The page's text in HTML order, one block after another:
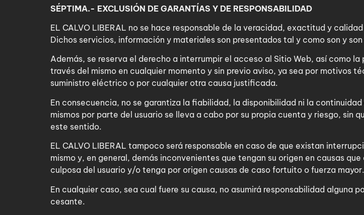
SÉPTIMA.- EXCLUSIÓN DE GARANTÍAS Y DE RESPONSABILIDAD
EL CALVO LIBERAL no se hace responsable de la veracidad, exactitud y
Dichos servicios, información y materiales son presentados tal y como son y
Además, se reserva el derecho a interrumpir el acceso al Sitio Web, así como
través del mismo en cualquier momento y sin previo aviso, ya sea por motivos
suministro eléctrico o por cualquier otra causa justificada.
En consecuencia, no se garantiza la fiabilidad, la disponibilidad ni la
mismos por parte del usuario se lleva a cabo por su propia cuenta y riesgo, sin
este sentido.
EL CALVO LIBERAL tampoco será responsable en caso de que existan
mismo y, en general, demás inconvenientes que tengan su origen en causas
culposa del usuario y/o tenga por origen causas de caso fortuito o fuerza mayor.
En cualquier caso, sea cual fuere su causa, no asumirá responsabilidad
cesante.